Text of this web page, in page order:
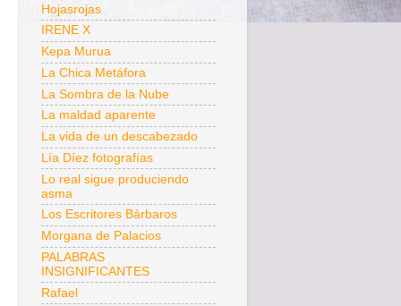
Hojasrojas
IRENE X
Kepa Murua
La Chica Metáfora
La Sombra de la Nube
La maldad aparente
La vida de un descabezado
Lía Díez fotografías
Lo real sigue produciendo
asma
Los Escritores Bárbaros
Morgana de Palacios
PALABRAS
INSIGNIFICANTES
Rafael